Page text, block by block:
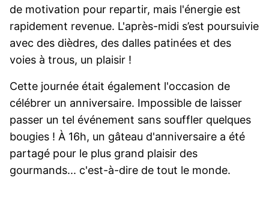
de motivation pour repartir, mais l'énergie est
rapidement revenue. L'après-midi s’est poursuivie
avec des dièdres, des dalles patinées et des
voies à trous, un plaisir !
Cette journée était également l'occasion de
célébrer un anniversaire. Impossible de laisser
passer un tel événement sans souffler quelques
bougies ! À 16h, un gâteau d'anniversaire a été
partagé pour le plus grand plaisir des
gourmands... c'est-à-dire de tout le monde.